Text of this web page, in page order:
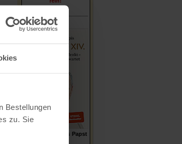
Bestellungen
zu. Sie
Stefan von Kempis Papst